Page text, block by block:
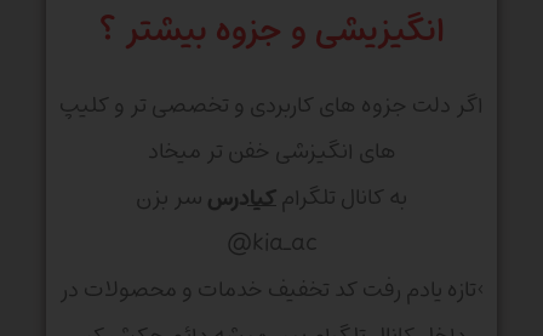
انگیزیشی و جزوه بیشتر ؟
اگر دلت جزوه های کاربردی و تخصصی تر و کلیپ
های انگیزشی خفن تر میخاد
به کانال تلگرامکیادرسسر بزن
kia_ac@
>تازه یادم رفت کد تخفیف خدمات و محصولات در